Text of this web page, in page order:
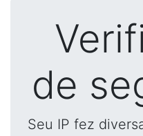
de
Seu IP fez